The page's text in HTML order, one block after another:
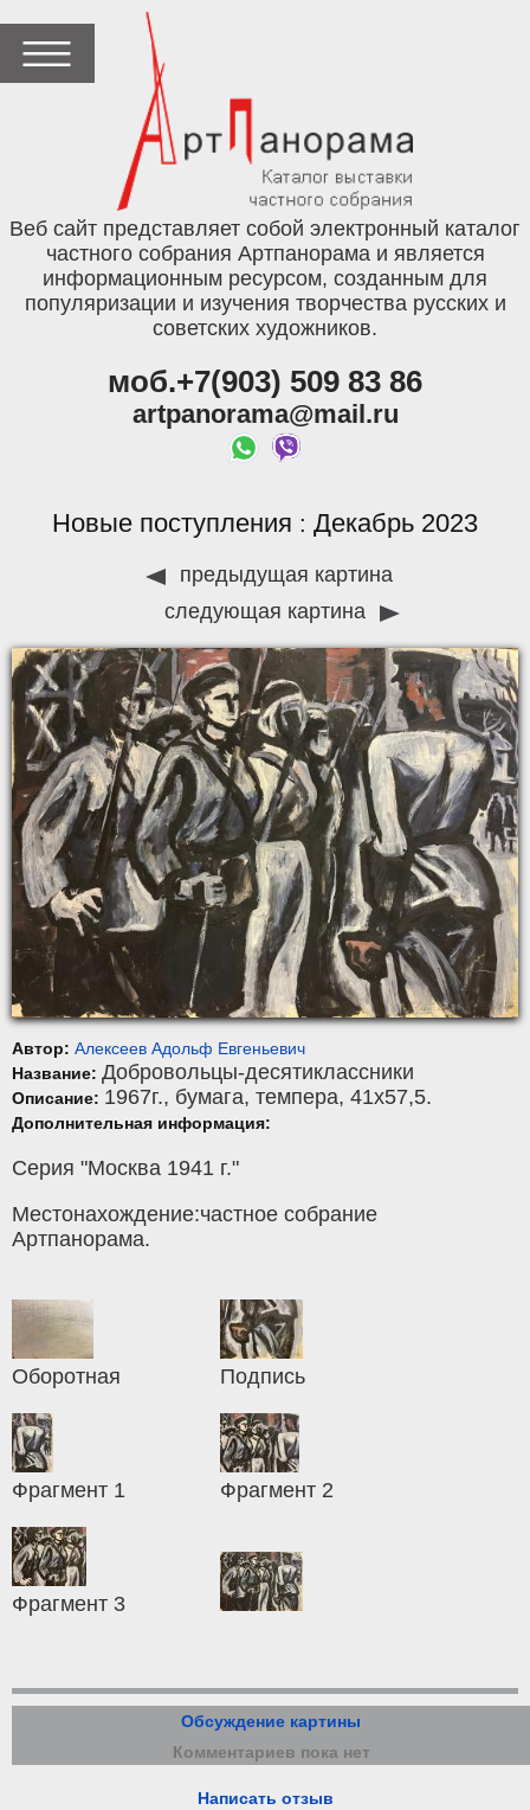
Веб сайт представляет собой электронный каталог
частного собрания Артпанорама и является
информационным ресурсом, созданным для
популяризации и изучения творчества русских и
советских художников.
моб.+7(903) 509 83 86
artpanorama@mail.ru
Новые поступления : Декабрь 2023
предыдущая картина
следующая картина
Автор: Алексеев Адольф Евгеньевич
Название: Добровольцы-десятиклассники
Описание: 1967г., бумага, темпера, 41x57,5.
Дополнительная информация:
Серия "Москва 1941 г."
Местонахождение:частное собрание
Артпанорама.
Оборотная Подпись
Фрагмент 1 Фрагмент 2
Фрагмент 3
Обсуждение картины
Комментариев пока нет
Написать отзыв